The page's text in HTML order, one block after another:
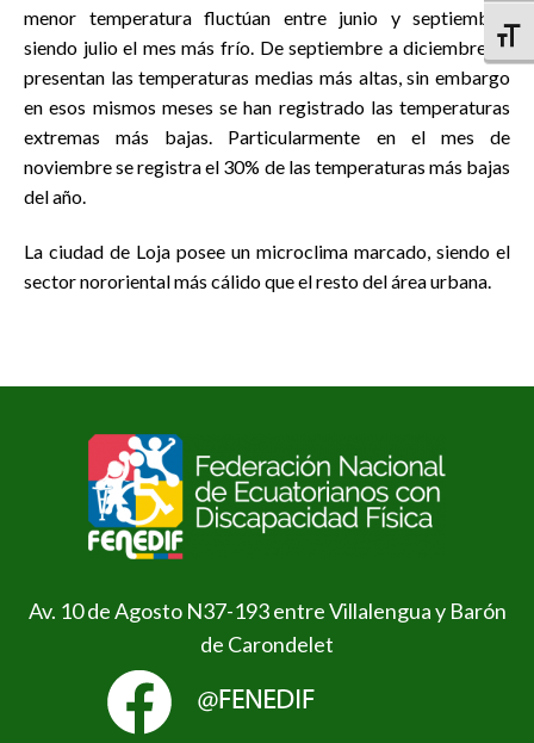
menor temperatura fluctúan entre junio y septiembre,
siendo julio el mes más frío. De septiembre a diciembre se
presentan las temperaturas medias más altas, sin embargo
en esos mismos meses se han registrado las temperaturas
extremas más bajas. Particularmente en el mes de
noviembre se registra el 30% de las temperaturas más bajas
del año.
La ciudad de Loja posee un microclima marcado, siendo el
sector nororiental más cálido que el resto del área urbana.
Av. 10 de Agosto N37-193 entre Villalengua y Barón
de Carondelet